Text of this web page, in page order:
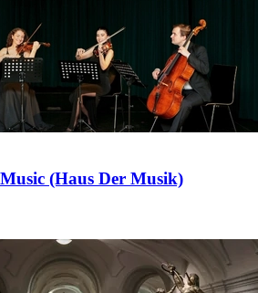
(Haus Der Musik)